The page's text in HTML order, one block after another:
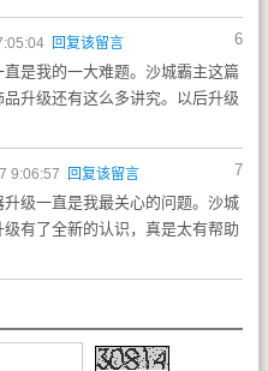
6
回复该留言
是我的一大难题。沙城霸主这篇
升级还有这么多讲究。以后升级
7
9:06:57 回复该留言
级一直是我最关心的问题。沙城
有了全新的认识，真是太有帮助